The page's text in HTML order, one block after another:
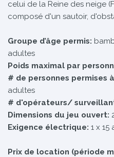
celui de la Reine des neige
composé d'un sautoir,
Groupe d’âge permis:
adultes
Poids maximal par
# de personnes permises
adultes
# d'opérateurs/
Dimensions du jeu ouvert:
Exigence électrique: 1 x 15
Prix de location (période